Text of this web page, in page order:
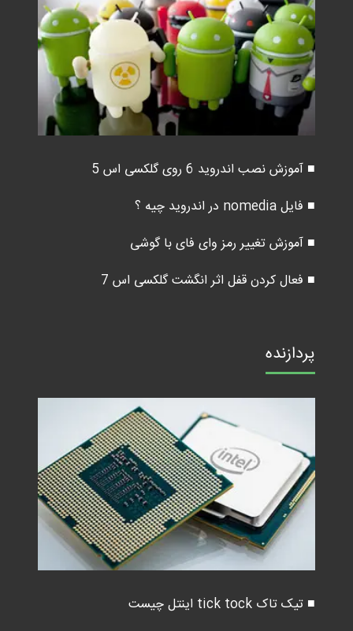
■ آموزش نصب اندروید 6 روی گلکسی اس 5
■ فایل nomedia در اندروید چیه ؟
■ آموزش تغییر رمز وای فای با گوشی
■ فعال کردن قفل اثر انگشت گلکسی اس 7
پردازنده
■ تیک تاک tick tock اینتل چیست